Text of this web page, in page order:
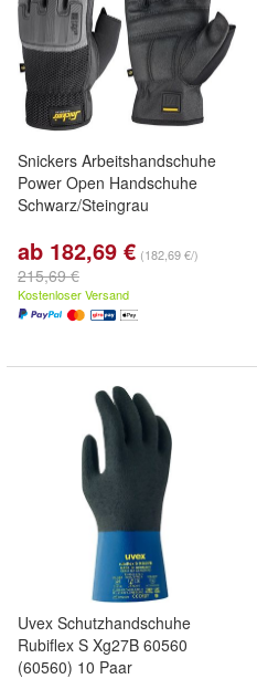
Snickers Arbeitshandschuhe
Power Open Handschuhe
Schwarz/Steingrau
ab 182,69 € (182,69 €/)
215,69 €
Kostenloser Versand
Uvex Schutzhandschuhe
Rubiflex S Xg27B 60560
(60560) 10 Paar